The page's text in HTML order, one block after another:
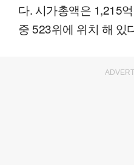
다. 시가총액은 1,215
중 523위에 위치 해 있